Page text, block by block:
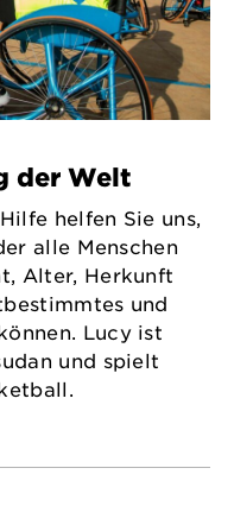
der Welt
helfen Sie uns,
alle Menschen
Alter, Herkunft
und
Lucy ist
und spielt